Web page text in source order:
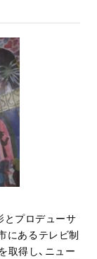
とプロデューサ
にあるテレビ制
取得し、ニュー